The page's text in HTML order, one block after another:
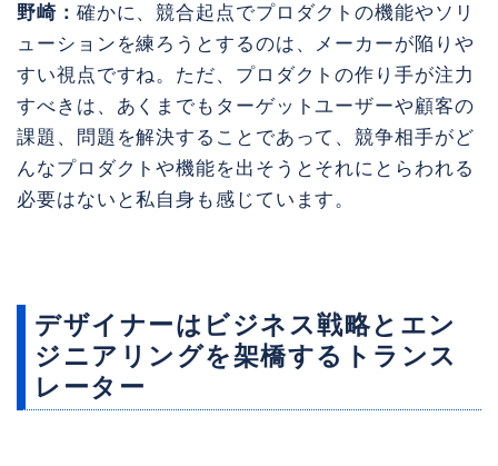
野崎： 確かに、競合起点でプロダクトの機能やソリ
ューションを練ろうとするのは、メーカーが陥りや
すい視点ですね。ただ、プロダクトの作り手が注力
すべきは、あくまでもターゲットユーザーや顧客の
課題、問題を解決することであって、競争相手がど
んなプロダクトや機能を出そうとそれにとらわれる
必要はないと私自身も感じています。
デザイナーはビジネス戦略とエン
ジニアリングを架橋するトランス
レーター